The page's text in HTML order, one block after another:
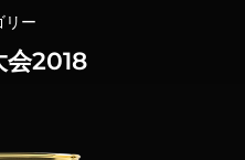
リー
会2018